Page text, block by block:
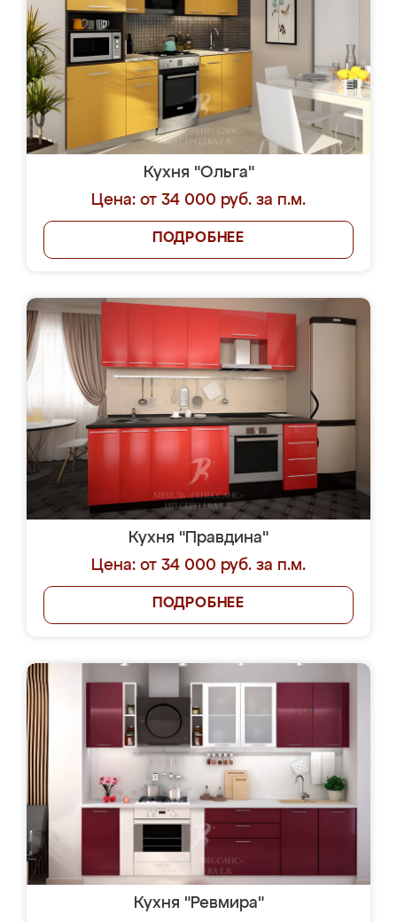
Кухня "Ольга"
Цена: от 34 000 руб. за п.м.
ПОДРОБНЕЕ
Кухня "Правдина"
Цена: от 34 000 руб. за п.м.
ПОДРОБНЕЕ
Кухня "Ревмира"